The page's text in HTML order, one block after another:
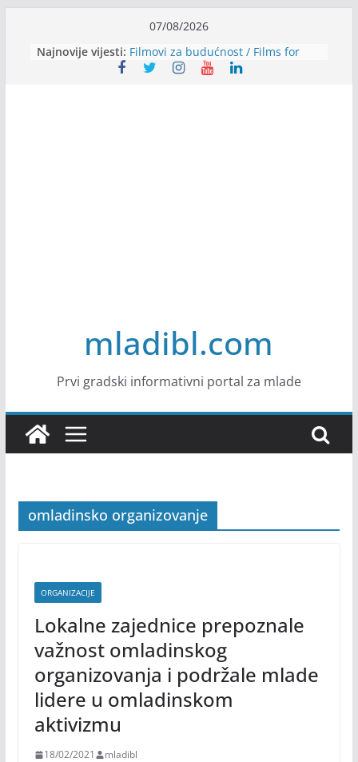
content
07/08/2026
Najnovije vijesti: Filmovi za budućnost / Films for
Future
mladibl.com
Prvi gradski informativni portal za mlade
omladinsko organizovanje
ORGANIZACIJE
Lokalne zajednice prepoznale
važnost omladinskog
organizovanja i podržale mlade
lidere u omladinskom
aktivizmu
18/02/2021
mladibl